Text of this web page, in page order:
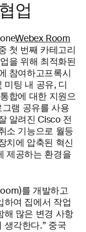
업
Webex Room
첫 번째 카테고리
을 위해 최적화된
참여하고프록시
미팅 내 공유, 디
합에 대한 지원으
램 공유를 사용
알려진 Cisco 전
소 기능으로 월등
치에 압축된 혁신
제공하는 환경을
를 개발하고
하여 집에서 작업
해 많은 변경 사항
생각한다.” 중국